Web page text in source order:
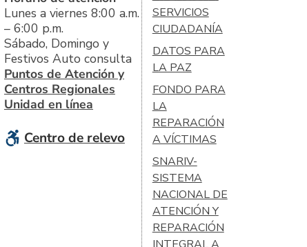
Lunes a viernes 8:00 a.m.
– 6:00 p.m.
Sábado, Domingo y
Festivos Auto consulta
Puntos de Atención y
Centros Regionales
Unidad en línea
Centro de relevo
SERVICIOS
CIUDADANÍA
DATOS PARA
LA PAZ
FONDO PARA
LA
REPARACIÓN
A VÍCTIMAS
SNARIV-
SISTEMA
NACIONAL DE
ATENCIÓN Y
REPARACIÓN